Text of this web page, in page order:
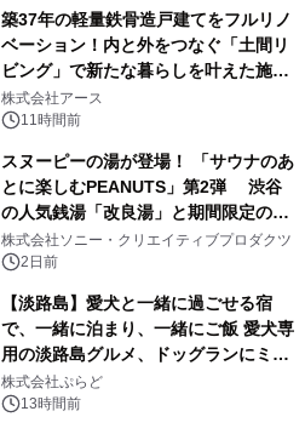
築37年の軽量鉄骨造戸建てをフルリノ
ベーション！内と外をつなぐ「土間リ
ビング」で新たな暮らしを叶えた施工
事例を株式会社アースが公開
株式会社アース
11時間前
スヌーピーの湯が登場！ 「サウナのあ
とに楽しむPEANUTS」第2弾 渋谷
の人気銭湯「改良湯」と期間限定のコ
ラボレーション サウナイキタイコラ
ボグッズも発売決定！
株式会社ソニー・クリエイティブプロダクツ
2日前
【淡路島】愛犬と一緒に過ごせる宿
で、一緒に泊まり、一緒にご飯 愛犬専
用の淡路島グルメ、ドッグランにミニ
プール グランピングとトレーラーハウ
スの2施設で
株式会社ぷらど
13時間前